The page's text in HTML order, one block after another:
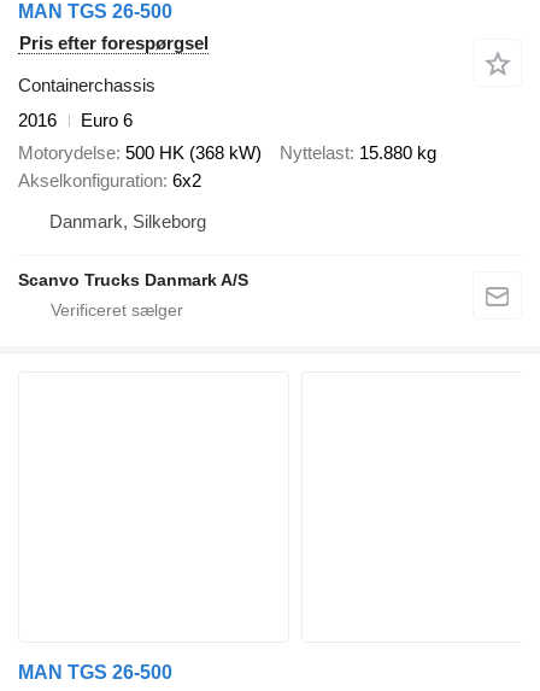
MAN TGS 26-500
Pris efter forespørgsel
Containerchassis
2016
Euro 6
Motorydelse 500 HK (368 kW) Nyttelast 15.880 kg
Akselkonfiguration 6x2
Danmark, Silkeborg
Scanvo Trucks Danmark A/S
MAN TGS 26-500